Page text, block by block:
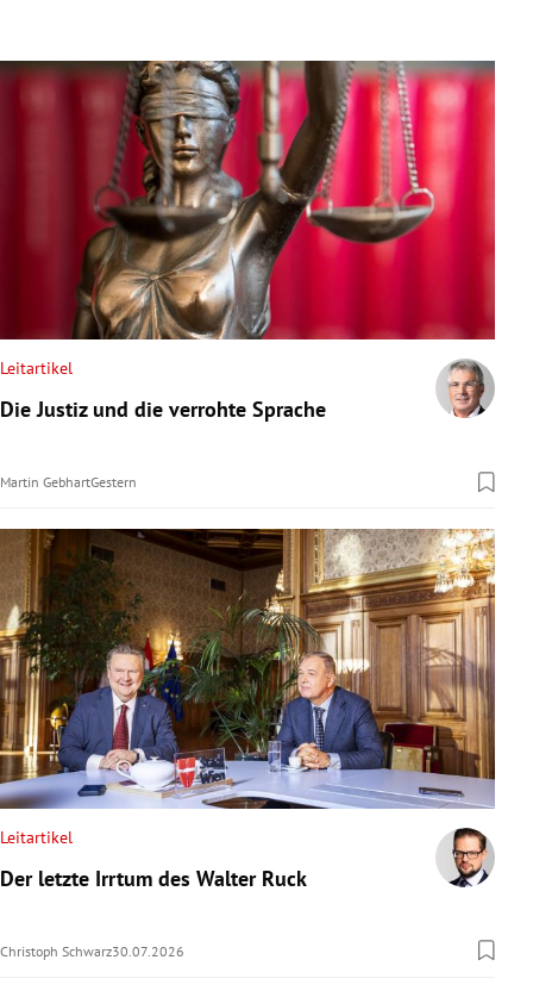
Leitartikel
Die Justiz und die verrohte Sprache
Martin GebhartGestern
Leitartikel
Der letzte Irrtum des Walter Ruck
Christoph Schwarz30.07.2026